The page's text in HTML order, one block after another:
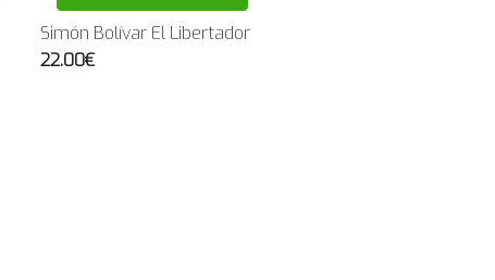
Simón Bolívar El Libertador
22.00€